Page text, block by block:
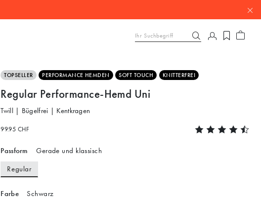
TOPSELLER PERFORMANCE HEMDEN SOFT TOUCH KNITTERFREI
Regular Performance-Hemd Uni
Twill | Bügelfrei | Kentkragen
99.95 CHF
Passform Gerade und klassisch
Regular
Farbe Schwarz